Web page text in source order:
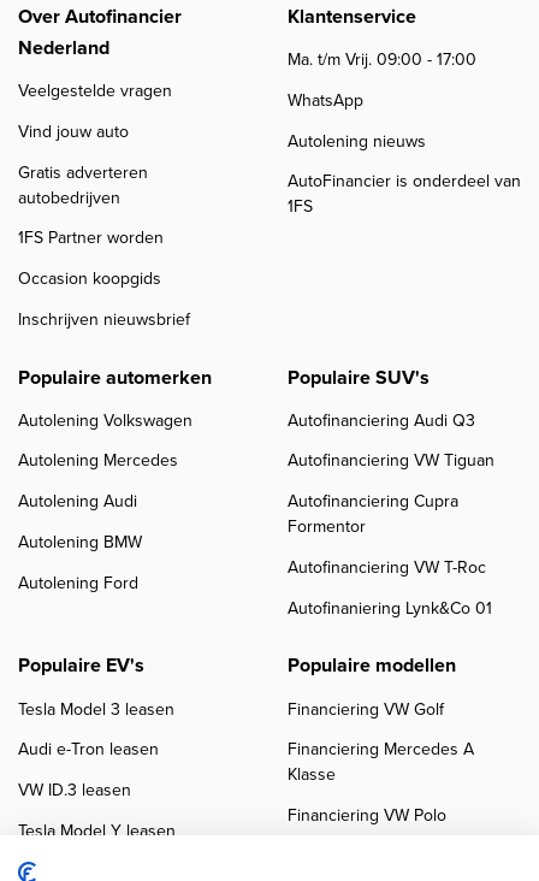
Over Autofinancier
Nederland
Veelgestelde vragen
Vind jouw auto
Gratis adverteren
autobedrijven
1FS Partner worden
Occasion koopgids
Inschrijven nieuwsbrief
Klantenservice
Ma. t/m Vrij. 09:00 - 17:00
WhatsApp
Autolening nieuws
AutoFinancier is onderdeel van
1FS
Populaire automerken
Autolening Volkswagen
Autolening Mercedes
Autolening Audi
Autolening BMW
Autolening Ford
Populaire SUV's
Autofinanciering Audi Q3
Autofinanciering VW Tiguan
Autofinanciering Cupra
Formentor
Autofinanciering VW T-Roc
Autofinaniering Lynk&Co 01
Populaire EV's
Tesla Model 3 leasen
Audi e-Tron leasen
VW ID.3 leasen
Tesla Model Y leasen
VW ID.4 leasen
Populaire modellen
Financiering VW Golf
Financiering Mercedes A
Klasse
Financiering VW Polo